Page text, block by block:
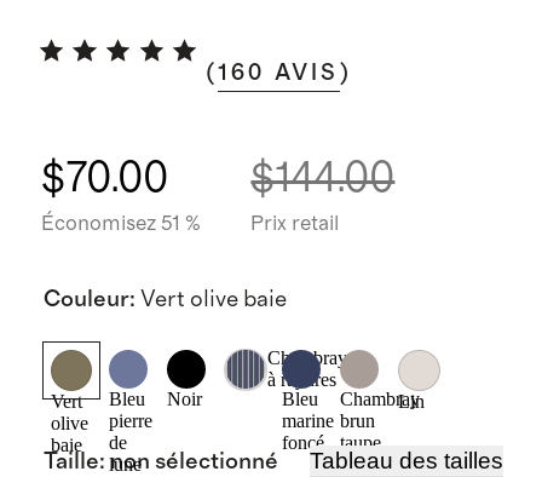
(160 AVIS )
$70.00
Économisez 51 %
$144.00
Prix retail
Couleur: Vert olive baie
Vert
olive
baie
Bleu
pierre
de
lune
Noir
Chambray
à rayures
Bleu
marine
foncé
Chambray
brun
taupe
Lin
Taille:non sélectionné Tableau des tailles